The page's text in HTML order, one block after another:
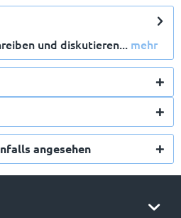
und diskutieren... mehr
angesehen